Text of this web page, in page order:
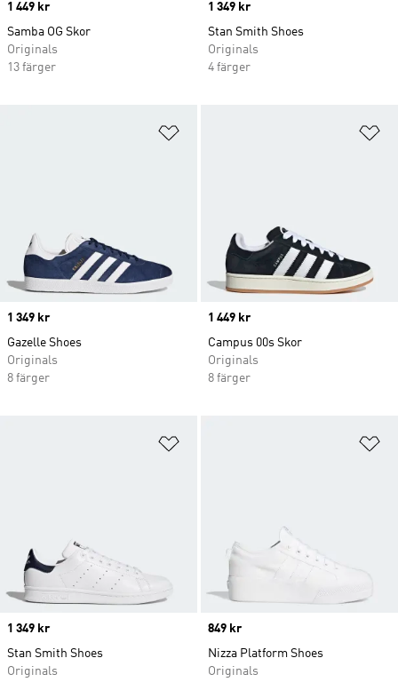
Price
1 449 kr
Samba OG Skor
Originals
13 färger
Price
1 349 kr
Stan Smith Shoes
Originals
4 färger
Price
1 349 kr
Gazelle Shoes
Originals
8 färger
Price
1 449 kr
Campus 00s Skor
Originals
8 färger
Price
1 349 kr
Stan Smith Shoes
Originals
Price
849 kr
Nizza Platform Shoes
Originals